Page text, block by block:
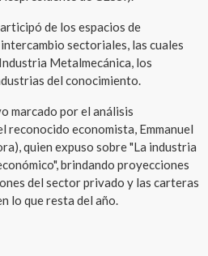
de los espacios de
sectoriales, las cuales
Metalmecánica, los
del conocimiento.
marcado por el análisis
reconocido economista, Emmanuel
quien expuso sobre "La industria
brindando proyecciones
del sector privado y las carteras
lo que resta del año.